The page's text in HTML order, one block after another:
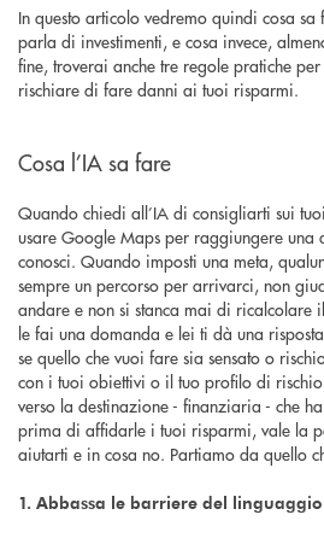
In questo articolo vedremo quindi cosa sa
parla di investimenti, e cosa invece,
fine, troverai anche tre regole pratiche
rischiare di fare danni ai tuoi risparmi.
Cosa l’IA sa fare
Quando chiedi all’IA di consigliarti sui
usare Google Maps per raggiungere una
conosci. Quando imposti una meta,
sempre un percorso per arrivarci, non
andare e non si stanca mai di ricalcolare
le fai una domanda e lei ti dà una
se quello che vuoi fare sia sensato o
con i tuoi obiettivi o il tuo profilo di
verso la destinazione - finanziaria - che
prima di affidarle i tuoi risparmi, vale la
aiutarti e in cosa no. Partiamo da quello
1. Abbassa le barriere del